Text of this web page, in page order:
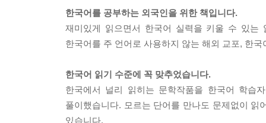
한국어를 공부하는 외국인을 위한 책입니다.
재미있게 읽으면서 한국어 실력을 키울 수 있는
한국어를 주 언어로 사용하지 않는 해외 교포, 한
한국어 읽기 수준에 꼭 맞추었습니다.
한국에서 널리 읽히는 문학작품을 한국어 학습
풀이했습니다. 모르는 단어를 만나도 문제없이
있습니다.